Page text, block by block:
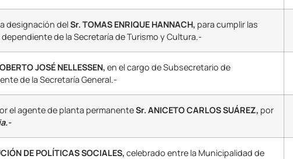
designación delSr. TOMAS ENRIQUE HANNACH, para cumplir las
de la Secretaría de Turismo y Cultura.-
JOSÉ NELLESSEN, en el cargo de Subsecretario de
de la Secretaría General.-
el agente de planta permanenteSr. ANICETO CARLOS SUÁREZ, por
DE POLÍTICAS SOCIALES, celebrado entre la Municipalidad de